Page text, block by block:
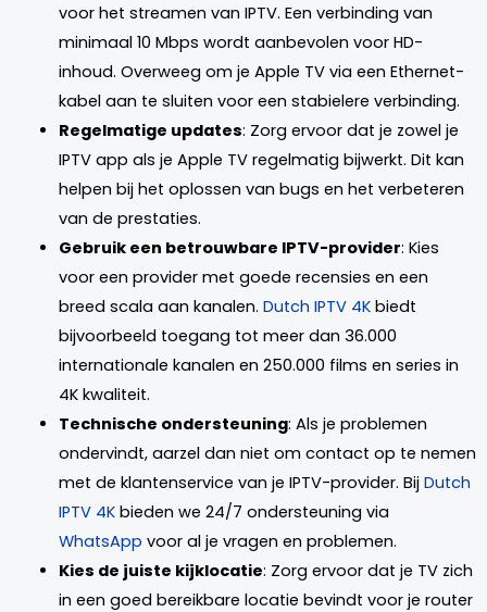
voor het streamen van IPTV. Een verbinding van
minimaal 10 Mbps wordt aanbevolen voor HD-
inhoud. Overweeg om je Apple TV via een Ethernet-
kabel aan te sluiten voor een stabielere verbinding.
Regelmatige updates: Zorg ervoor dat je zowel je
IPTV app als je Apple TV regelmatig bijwerkt. Dit kan
helpen bij het oplossen van bugs en het verbeteren
van de prestaties.
Gebruik een betrouwbare IPTV-provider: Kies
voor een provider met goede recensies en een
breed scala aan kanalen. Dutch IPTV 4Kbiedt
bijvoorbeeld toegang tot meer dan 36.000
internationale kanalen en 250.000 films en series in
4K kwaliteit.
Technische ondersteuning: Als je problemen
ondervindt, aarzel dan niet om contact op te nemen
met de klantenservice van je IPTV-provider. Bij Dutch
IPTV 4Kbieden we 24/7 ondersteuning via
WhatsApp voor al je vragen en problemen.
Kies de juiste kijklocatie: Zorg ervoor dat je TV zich
in een goed bereikbare locatie bevindt voor je router